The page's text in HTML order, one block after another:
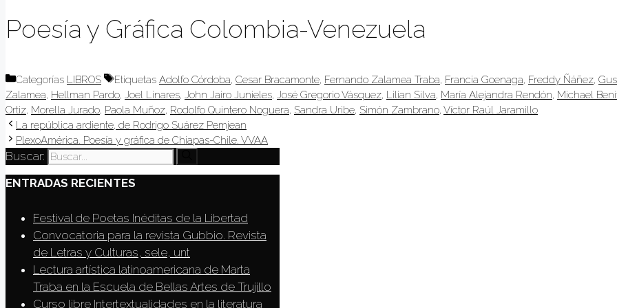
Poesía y Gráfica Colombia-Venezuela
Categorías LIBROS Etiquetas Adolfo Córdoba, Cesar Bracamonte, Fernando Zalamea Traba, Francia Goenaga, Freddy Ñáñez,
Zalamea, Hellman Pardo, Joel Linares, John Jairo Junieles, José Gregorio Vásquez, Lilian Silva, María Alejandra Rendón, Michael
Ortiz, Morella Jurado, Paola Muñoz, Rodolfo Quintero Noguera, Sandra Uribe, Simón Zambrano, Víctor Raúl Jaramillo
La república ardiente, de Rodrigo Suárez Pemjean
PlexoAmérica. Poesía y gráfica de Chiapas-Chile. VVAA
Buscar:
ENTRADAS RECIENTES
Festival de Poetas Inéditas de la Libertad
Convocatoria para la revista Gubbio. Revista
de Letras y Culturas, sele, unt
Lectura artística latinoamericana de Marta
Traba en la Escuela de Bellas Artes de Trujillo
Curso libre Intertextualidades en la literatura